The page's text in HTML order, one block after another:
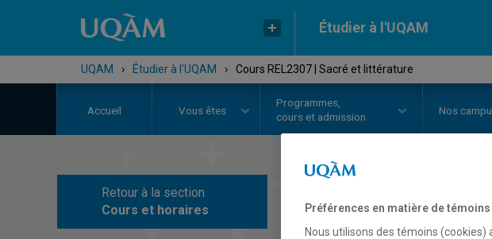
Étudier à l'UQAM
UQAM › Étudier à l'UQAM › Cours REL2307 | Sacré et littérature
Accueil Vous êtes
Programmes,
cours et admission
Nos
Retour à la section
Cours et horaires
COURS//
Préférences en matière de témoins
Nous utilisons des témoins